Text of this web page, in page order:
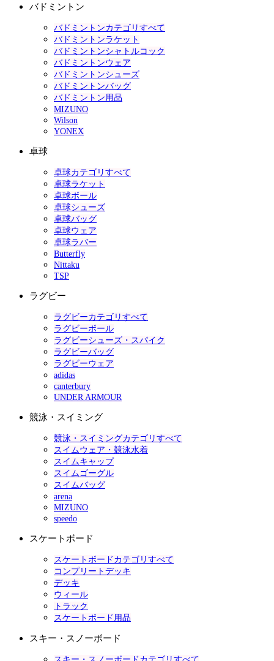
バドミントン
バドミントンカテゴリすべて
バドミントンラケット
バドミントンシャトルコック
バドミントンウェア
バドミントンシューズ
バドミントンバッグ
バドミントン用品
MIZUNO
Wilson
YONEX
卓球
卓球カテゴリすべて
卓球ラケット
卓球ボール
卓球シューズ
卓球バッグ
卓球ウェア
卓球ラバー
Butterfly
Nittaku
TSP
ラグビー
ラグビーカテゴリすべて
ラグビーボール
ラグビーシューズ・スパイク
ラグビーバッグ
ラグビーウェア
adidas
canterbury
UNDER ARMOUR
競泳・スイミング
競泳・スイミングカテゴリすべて
スイムウェア・競泳水着
スイムキャップ
スイムゴーグル
スイムバッグ
arena
MIZUNO
speedo
スケートボード
スケートボードカテゴリすべて
コンプリートデッキ
デッキ
ウィール
トラック
スケートボード用品
スキー・スノーボード